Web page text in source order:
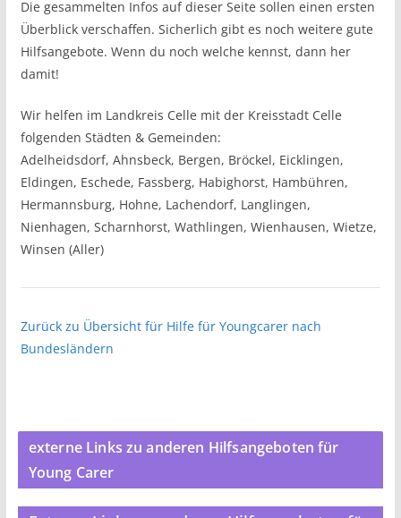
Die gesammelten Infos auf dieser Seite sollen einen ersten
Überblick verschaffen. Sicherlich gibt es noch weitere gute
Hilfsangebote. Wenn du noch welche kennst, dann her
damit!
Wir helfen im Landkreis Celle mit der Kreisstadt Celle
folgenden Städten & Gemeinden:
Adelheidsdorf, Ahnsbeck, Bergen, Bröckel, Eicklingen,
Eldingen, Eschede, Fassberg, Habighorst, Hambühren,
Hermannsburg, Hohne, Lachendorf, Langlingen,
Nienhagen, Scharnhorst, Wathlingen, Wienhausen, Wietze,
Winsen (Aller)
Zurück zu Übersicht für Hilfe für Youngcarer nach
Bundesländern
externe Links zu anderen Hilfsangeboten für
Young Carer